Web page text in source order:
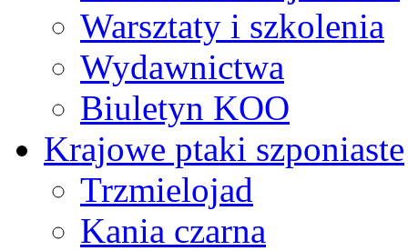
Warsztaty i szkolenia
Wydawnictwa
Biuletyn KOO
Krajowe ptaki szponiaste
Trzmielojad
Kania czarna